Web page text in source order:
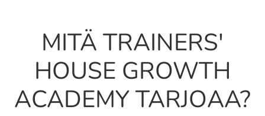
MITÄ TRAINERS'
HOUSE GROWTH
ACADEMY TARJOAA?